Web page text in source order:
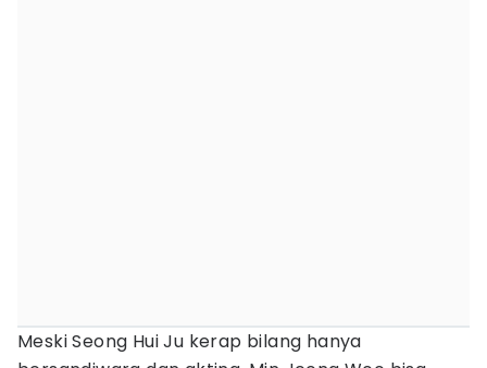
Meski Seong Hui Ju kerap bilang hanya